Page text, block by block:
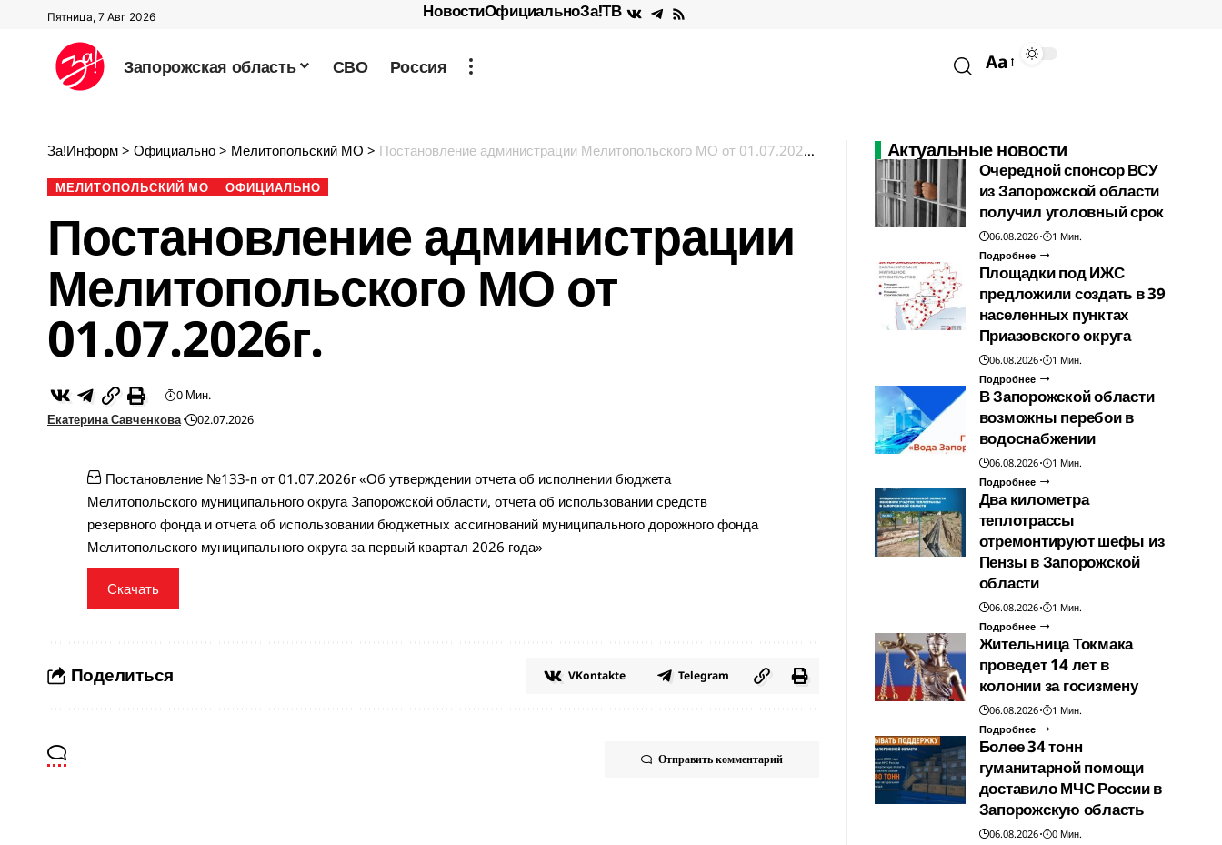
Пятница, 7 Авг 2026 НовостиОфициальноЗа!ТВ
Запорожская область СВО Россия Aa
За!Информ > Официально > Мелитопольский МО > Постановление администрации Мелитопольского МО от 01.07.2026г.
МЕЛИТОПОЛЬСКИЙ МО ОФИЦИАЛЬНО
Постановление администрации
Мелитопольского МО от
01.07.2026г.
Екатерина Савченкова 02.07.2026
0 Мин.
Постановление №133-п от 01.07.2026г «Об утверждении отчета об исполнении бюджета
Мелитопольского муниципального округа Запорожской области, отчета об использовании средств
резервного фонда и отчета об использовании бюджетных ассигнований муниципального дорожного фонда
Мелитопольского муниципального округа за первый квартал 2026 года»
Скачать
Поделиться VKontakte Telegram
Отправить комментарий
Актуальные новости
Очередной спонсор ВСУ
из Запорожской области
получил уголовный срок
06.08.2026
1 Мин.
Подробнее
Площадки под ИЖС
предложили создать в 39
населенных пунктах
Приазовского округа
06.08.2026
1 Мин.
Подробнее
В Запорожской области
возможны перебои в
водоснабжении
06.08.2026
1 Мин.
Подробнее
Два километра
теплотрассы
отремонтируют шефы из
Пензы в Запорожской
области
06.08.2026
1 Мин.
Подробнее
Жительница Токмака
проведет 14 лет в
колонии за госизмену
06.08.2026
1 Мин.
Подробнее
Более 34 тонн
гуманитарной помощи
доставило МЧС России в
Запорожскую область
06.08.2026
0 Мин.